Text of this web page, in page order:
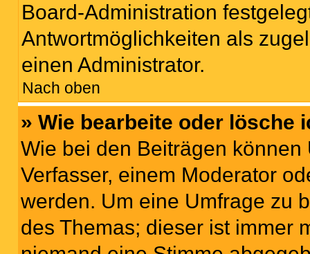
Board-Administration
Antwortmöglichkeiten als
einen Administrator.
Nach oben
» Wie bearbeite oder lösche
Wie bei den Beiträgen
Verfasser, einem Moderator
werden. Um eine Umfrage zu
des Themas; dieser ist immer